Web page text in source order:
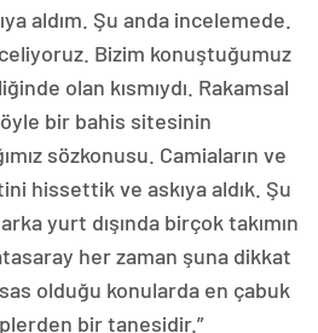
aldım. Şu anda incelemede.
Bizim konuştuğumuz
olan kısmıydı. Rakamsal
bir bahis sitesinin
sözkonusu. Camiaların ve
hissettik ve askıya aldık. Şu
yurt dışında birçok takımın
her zaman şuna dikkat
olduğu konularda en çabuk
bir tanesidir.”